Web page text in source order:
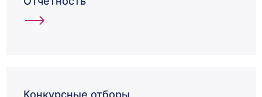
Конкурсные отборы